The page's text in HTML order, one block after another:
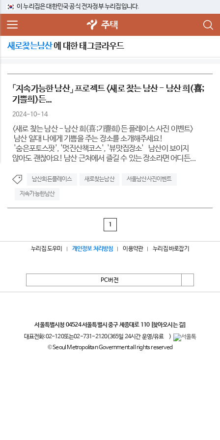
이 누리집은 대한민국 공식 전자정부 누리집입니다.
주택
새로찾는남산에 대한 태그클라우드
「지속가능한 남산」 프로젝트 <새로 찾는 남산 - 남산 희(喜;
기쁠희)든...
2024-10-14
<새로 찾는 남산 - 남산 희(喜;기쁠희)든 플레이스 사진 이벤트>
남산 일대 나에게 기쁨을 주는 장소를 소개해주세요!
'숨은포토스팟', '멋진산책코스', '뷰맛집장소' 남산이 보이지
않아도 괜찮아요! 남산 근처에서 즐길 수 있는 장소라면 어디든...
남산희든플레이스 새로찾는남산 서울남산사진이벤트
지속가능한남산
1
누리집 도우미 개인정보 처리방침 이용약관 누리집 바로잡기
PC버전
서울특별시청 04524 서울특별시 중구 세종대로 110 [찾아오시는 길]
대표전화:02-120또는02-731-2120(365일 24시간 운영/유료
)
© Seoul Metropolitan Government all rights reserved